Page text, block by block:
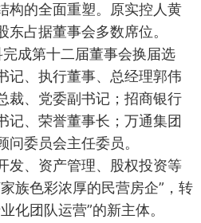
构的全面重塑。原实控人黄
占据董事会多数席位。
成第十二届董事会换届选
记、执行董事、总经理郭伟
裁、党委副书记；招商银行
记、荣誉董事长；万通集团
委员会主任委员。
发、资产管理、股权投资等
族色彩浓厚的民营房企”，转
化团队运营”的新主体。